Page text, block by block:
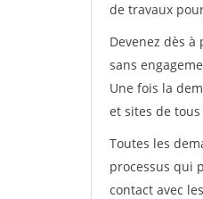
de travaux
Devenez dès
sans
Une fois la
et sites de
Toutes les
processus qui
contact avec